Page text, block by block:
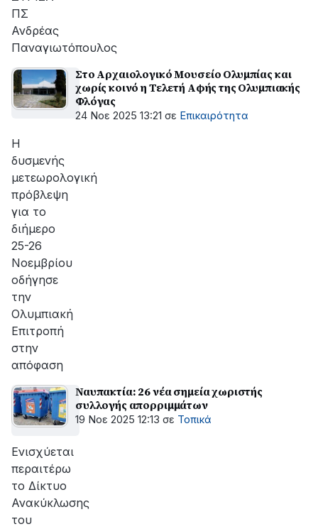
ΠΣ
Ανδρέας
Παναγιωτόπουλος
Στο Αρχαιολογικό Μουσείο Ολυμπίας και
χωρίς κοινό η Τελετή Αφής της Ολυμπιακής
Φλόγας
24 Νοε 2025 13:21 σε Επικαιρότητα
Η
δυσμενής
μετεωρολογική
πρόβλεψη
για το
διήμερο
25-26
Νοεμβρίου
οδήγησε
την
Ολυμπιακή
Επιτροπή
στην
απόφαση
Ναυπακτία: 26 νέα σημεία χωριστής
συλλογής απορριμμάτων
19 Νοε 2025 12:13 σε Τοπικά
Ενισχύεται
περαιτέρω
το Δίκτυο
Ανακύκλωσης
του